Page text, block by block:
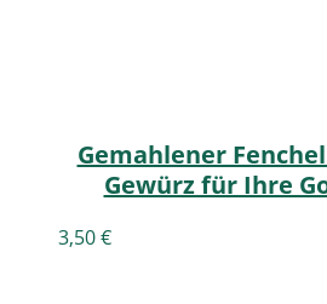
Gemahlener
Gewürz für Ihre
3,50€